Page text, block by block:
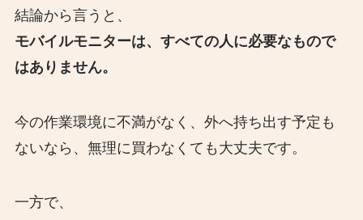
結論から言うと、
モバイルモニターは、すべての人に必要なもので
はありません。
今の作業環境に不満がなく、外へ持ち出す予定も
ないなら、無理に買わなくても大丈夫です。
一方で、